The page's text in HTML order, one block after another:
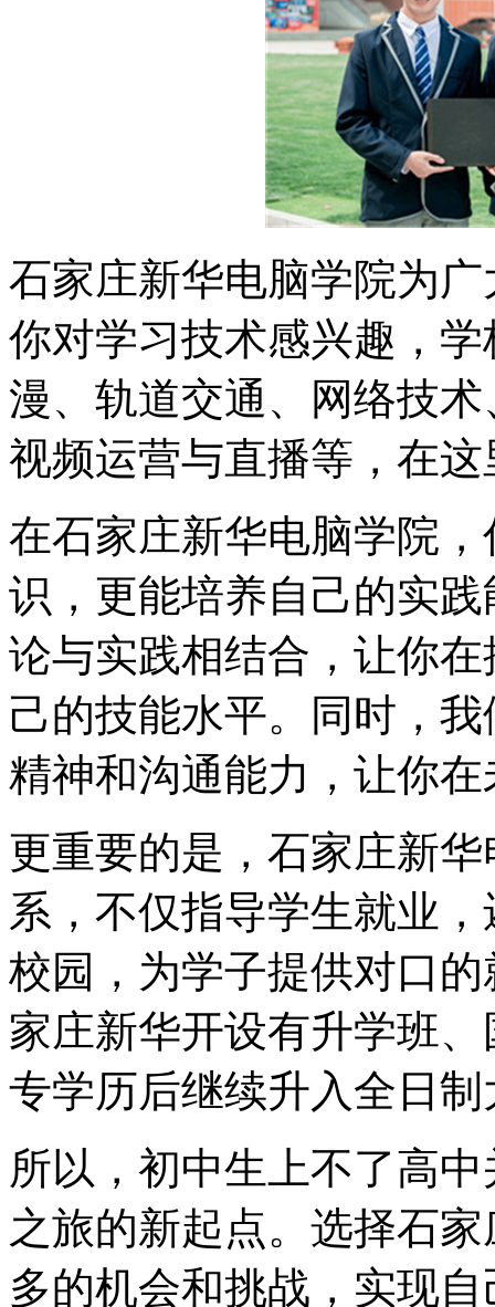
石家庄新华电脑学院为
你对学习技术感兴趣，
漫、轨道交通、网络技
视频运营与直播等，在
在石家庄新华电脑学院
识，更能培养自己的实
论与实践相结合，让你
己的技能水平。同时，
精神和沟通能力，让你
更重要的是，石家庄新
系，不仅指导学生就业
校园，为学子提供对口
家庄新华开设有升学班
专学历后继续升入全日
所以，初中生上不了高
之旅的新起点。选择石
多的机会和挑战，实现